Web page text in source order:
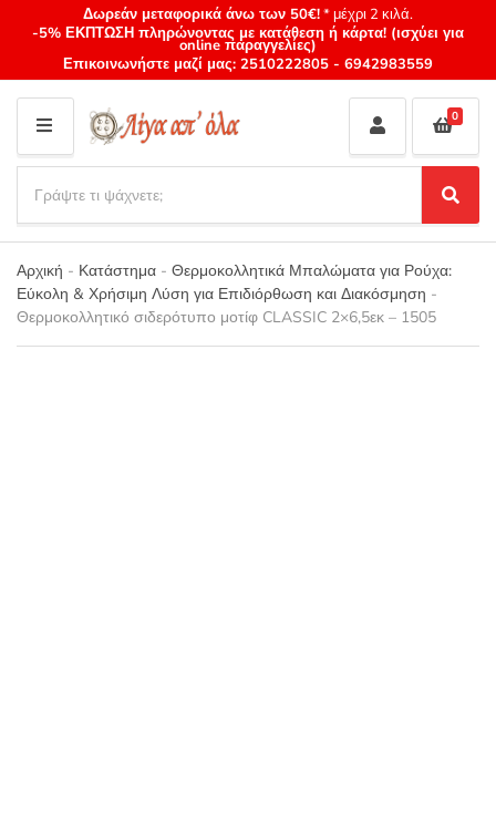
Δωρεάν μεταφορικά άνω των 50€!* μέχρι 2 κιλά.
-5% ΕΚΠΤΩΣΗ πληρώνοντας με κατάθεση ή κάρτα! (ισχύει για
online παραγγελίες)
Επικοινωνήστε μαζί μας: 2510222805 - 6942983559
M
E
N
U
Category
name
a
r
c
h
p
r
S
e
a
r
0
Αρχική - Κατάστημα - Θερμοκολλητικά Μπαλώματα για Ρούχα:
Εύκολη & Χρήσιμη Λύση για Επιδιόρθωση και Διακόσμηση -
Θερμοκολλητικό σιδερότυπο μοτίφ CLASSIC 2×6,5εκ – 1505